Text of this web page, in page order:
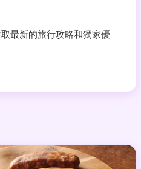
最新的旅行攻略和獨家優